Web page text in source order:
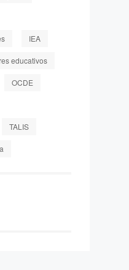
IEA
educativos
OCDE
TALIS